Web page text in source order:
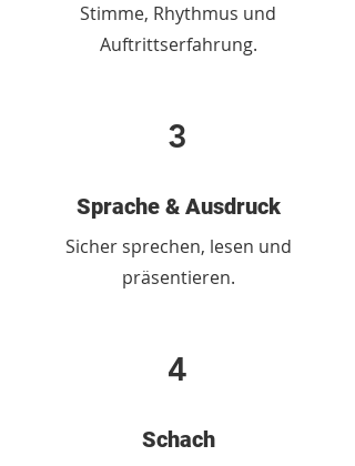
Stimme, Rhythmus und
Auftrittserfahrung.
3
Sprache & Ausdruck
Sicher sprechen, lesen und
präsentieren.
4
Schach